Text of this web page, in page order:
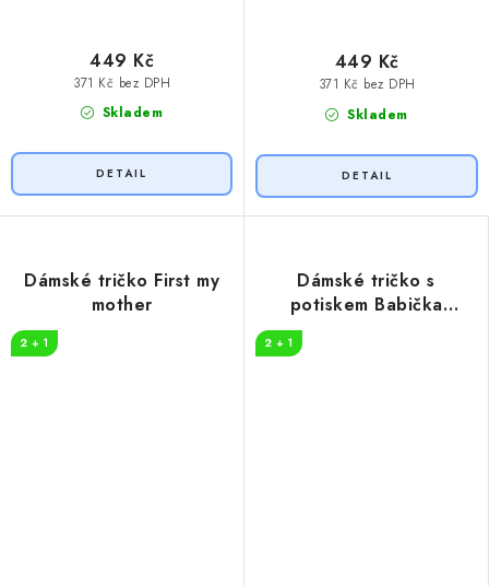
Skladem
371 Kč bez DPH
449 Kč
Skladem
371 Kč bez DPH
449 Kč
Dámské tričko First my
mother
2 + 1
Dámské tričko s
potiskem Babička
2 + 1